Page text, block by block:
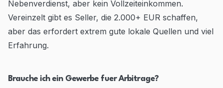
Nebenverdienst, aber kein Vollzeiteinkommen.
Vereinzelt gibt es Seller, die 2.000+ EUR schaffen,
aber das erfordert extrem gute lokale Quellen und viel
Erfahrung.
Brauche ich ein Gewerbe fuer Arbitrage?